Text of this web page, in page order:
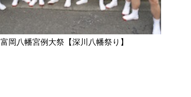
富岡八幡宮例大祭【深川八幡祭り】